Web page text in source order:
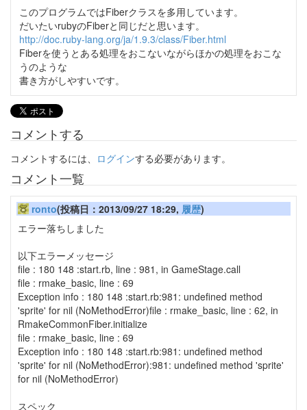
このプログラムではFiberクラスを多用しています。
だいたいrubyのFiberと同じだと思います。
http://doc.ruby-lang.org/ja/1.9.3/class/Fiber.html
Fiberを使うとある処理をおこないながらほかの処理をおこな
うのような
書き方がしやすいです。
コメントする
コメントするには、 ログインする必要があります。
コメント一覧
ronto(投稿日：2013/09/27 18:29, 履歴)
エラー落ちしました
以下エラーメッセージ
file : 180 148 :start.rb, line : 981, in GameStage.call
file : rmake_basic, line : 69
Exception info : 180 148 :start.rb:981: undefined method
'sprite' for nil (NoMethodError)file : rmake_basic, line : 62, in
RmakeCommonFiber.initialize
file : rmake_basic, line : 69
Exception info : 180 148 :start.rb:981: undefined method
'sprite' for nil (NoMethodError):981: undefined method 'sprite'
for nil (NoMethodError)
スペック